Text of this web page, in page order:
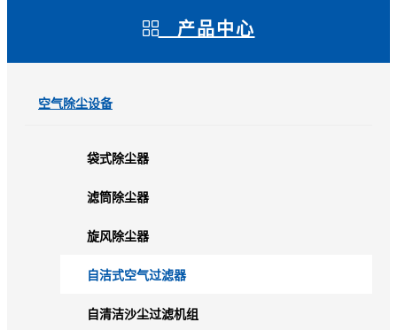
产品中心
空气除尘设备
袋式除尘器
滤筒除尘器
旋风除尘器
自洁式空气过滤器
自清洁沙尘过滤机组